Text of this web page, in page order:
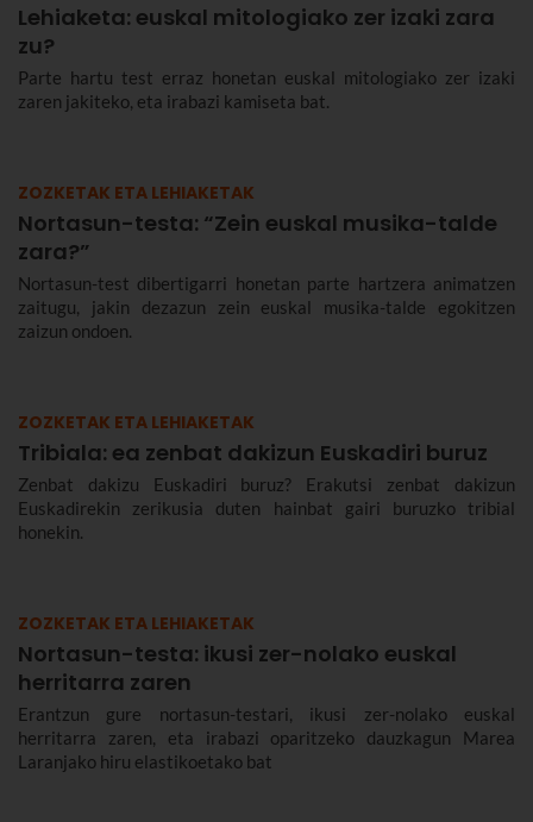
Lehiaketa: euskal mitologiako zer izaki zara
zu?
Parte hartu test erraz honetan euskal mitologiako zer izaki
zaren jakiteko, eta irabazi kamiseta bat.
ZOZKETAK ETA LEHIAKETAK
Nortasun-testa: “Zein euskal musika-talde
zara?”
Nortasun-test dibertigarri honetan parte hartzera animatzen
zaitugu, jakin dezazun zein euskal musika-talde egokitzen
zaizun ondoen.
ZOZKETAK ETA LEHIAKETAK
Tribiala: ea zenbat dakizun Euskadiri buruz
Zenbat dakizu Euskadiri buruz? Erakutsi zenbat dakizun
Euskadirekin zerikusia duten hainbat gairi buruzko tribial
honekin.
ZOZKETAK ETA LEHIAKETAK
Nortasun-testa: ikusi zer-nolako euskal
herritarra zaren
Erantzun gure nortasun-testari, ikusi zer-nolako euskal
herritarra zaren, eta irabazi oparitzeko dauzkagun Marea
Laranjako hiru elastikoetako bat